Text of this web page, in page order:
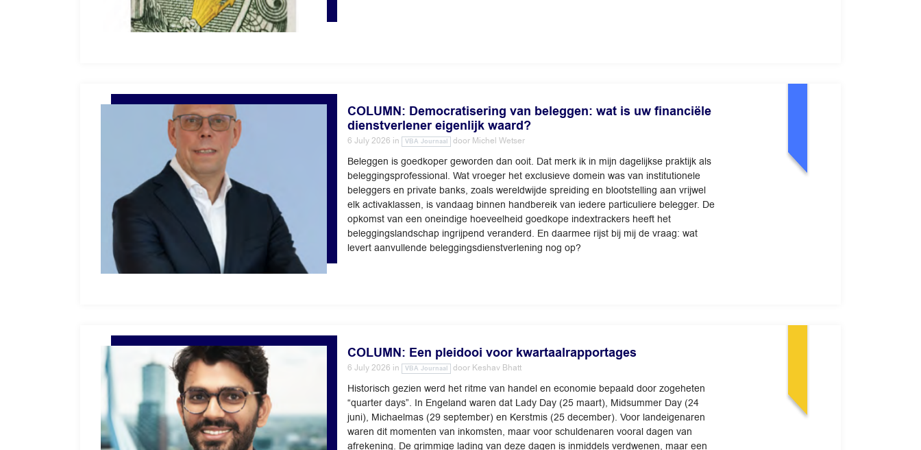
COLUMN: Democratisering van beleggen: wat is uw financiële
dienstverlener eigenlijk waard?
6 July 2026 in VBA Journaal door Michel Wetser
Beleggen is goedkoper geworden dan ooit. Dat merk ik in mijn dagelijkse praktijk als
beleggingsprofessional. Wat vroeger het exclusieve domein was van institutionele
beleggers en private banks, zoals wereldwijde spreiding en blootstelling aan vrijwel
elk activaklassen, is vandaag binnen handbereik van iedere particuliere belegger. De
opkomst van een oneindige hoeveelheid goedkope indextrackers heeft het
beleggingslandschap ingrijpend veranderd. En daarmee rijst bij mij de vraag: wat
levert aanvullende beleggingsdienstverlening nog op?
COLUMN: Een pleidooi voor kwartaalrapportages
6 July 2026 in VBA Journaal door Keshav Bhatt
Historisch gezien werd het ritme van handel en economie bepaald door zogeheten
“quarter days”. In Engeland waren dat Lady Day (25 maart), Midsummer Day (24
juni), Michaelmas (29 september) en Kerstmis (25 december). Voor landeigenaren
waren dit momenten van inkomsten, maar voor schuldenaren vooral dagen van
afrekening. De grimmige lading van deze dagen is inmiddels verdwenen, maar een